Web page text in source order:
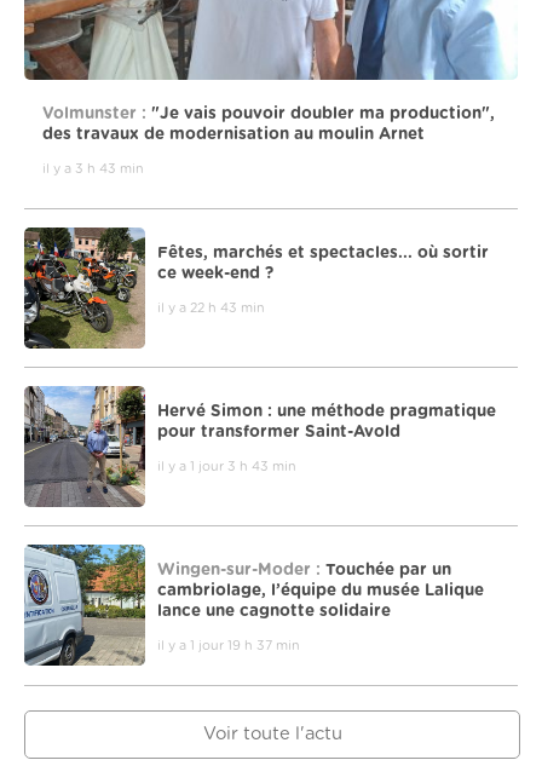
Volmunster : "Je vais pouvoir doubler ma production",
des travaux de modernisation au moulin Arnet
il y a 3 h 43 min
Fêtes, marchés et spectacles... où sortir
ce week-end ?
il y a 22 h 43 min
Hervé Simon : une méthode pragmatique
pour transformer Saint-Avold
il y a 1 jour 3 h 43 min
Wingen-sur-Moder : Touchée par un
cambriolage, l’équipe du musée Lalique
lance une cagnotte solidaire
il y a 1 jour 19 h 37 min
Voir toute l'actu